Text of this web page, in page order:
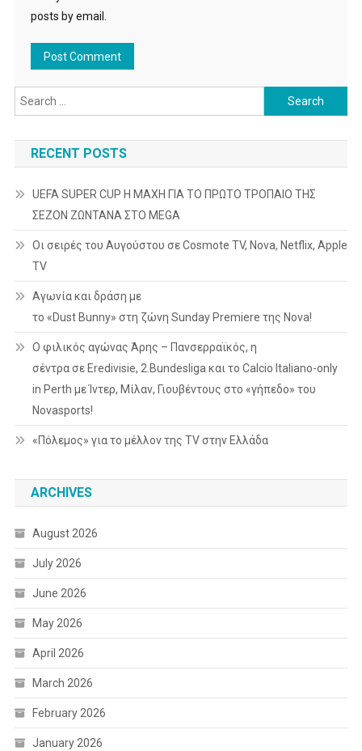
posts by email.
Search
for:
RECENT POSTS
UEFA SUPER CUP Η ΜΑΧΗ ΓΙΑ ΤΟ ΠΡΩΤΟ ΤΡΟΠΑΙΟ ΤΗΣ
ΣΕΖΟΝ ΖΩΝΤΑΝΑ ΣΤΟ MEGA
Οι σειρές του Αυγούστου σε Cosmote TV, Nova, Netflix, Apple
TV
Αγωνία και δράση με
το «Dust Bunny» στη ζώνη Sunday Premiere της Nova!
Ο φιλικός αγώνας Άρης – Πανσερραϊκός, η
σέντρα σε Eredivisie, 2.Bundesliga και το Calcio Italiano-only
in Perth με Ίντερ, Μίλαν, Γιουβέντους στο «γήπεδο» του
Novasports!
«Πόλεμος» για το μέλλον της TV στην Ελλάδα
ARCHIVES
August 2026
July 2026
June 2026
May 2026
April 2026
March 2026
February 2026
January 2026